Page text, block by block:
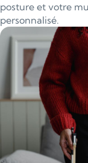
posture et votre
personnalisé.